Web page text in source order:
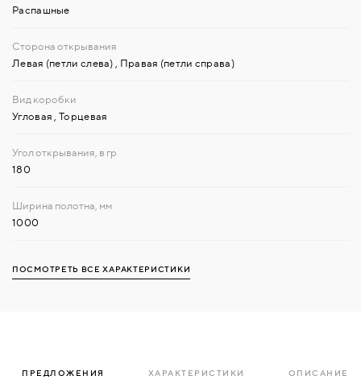
Распашные
Левая (петли слева) Правая (петли справа)
Угловая Торцевая
180
1000
ПОСМОТРЕТЬ ВСЕ ХАРАКТЕРИСТИКИ
ПРЕДЛОЖЕНИЯ ХАРАКТЕРИСТИКИ ОПИСАНИЕ